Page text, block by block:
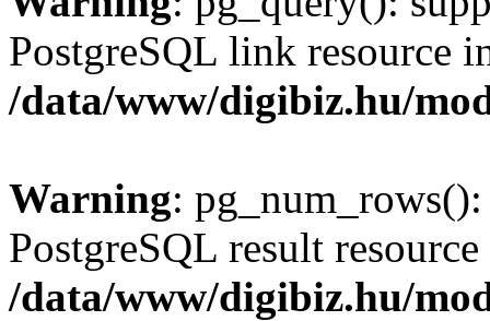
PostgreSQL link resource
/data/www/digibiz.hu/
Warning:
PostgreSQL result
/data/www/digibiz.hu/